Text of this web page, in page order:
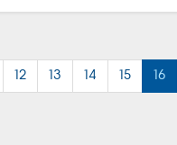
12 13 14 15 16